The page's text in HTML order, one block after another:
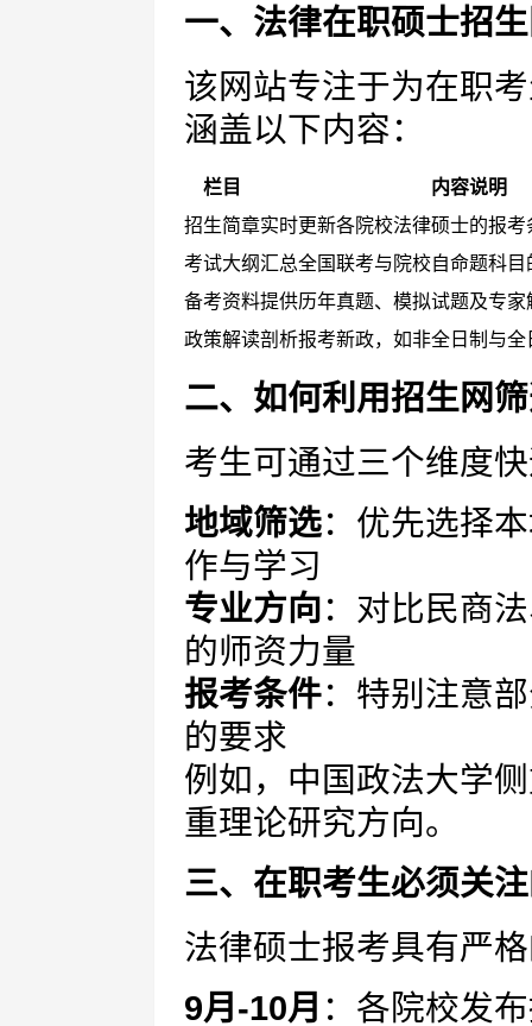
一、法律在职硕士招
该网站专注于为在职
涵盖以下内容：
栏目
内容说明
招生简章实时更新各院校法律硕士的报
考试大纲 汇总全国联考与院校自命题科目
备考资料提供历年真题、模拟试题及专家
政策解读剖析报考新政，如非全日制与全
二、如何利用招生网
考生可通过三个维度
地域筛选：优先选择
作与学习
专业方向：对比民商
的师资力量
报考条件：特别注意
的要求
例如，中国政法大学
重理论研究方向。
三、在职考生必须关
法律硕士报考具有严
9月-10月 ：各院校发